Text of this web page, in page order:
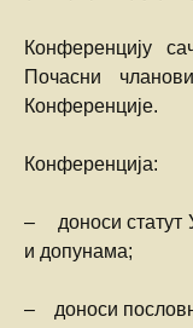
Конференцију
Почасни
Конференције.
Конференција:
– доноси статут
и допунама;
– доноси